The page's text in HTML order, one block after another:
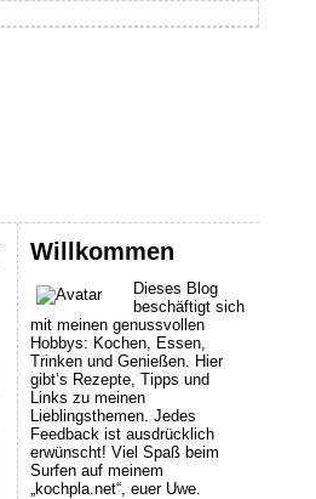
Willkommen
Dieses Blog
beschäftigt sich
mit meinen genussvollen
Hobbys: Kochen, Essen,
Trinken und Genießen. Hier
gibt’s Rezepte, Tipps und
Links zu meinen
Lieblingsthemen. Jedes
Feedback ist ausdrücklich
erwünscht! Viel Spaß beim
Surfen auf meinem
„kochpla.net“, euer Uwe.